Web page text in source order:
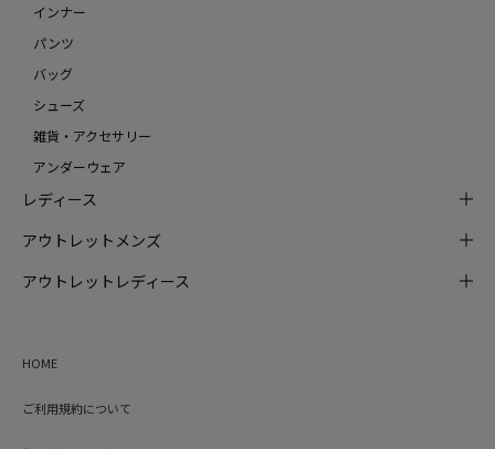
インナー
パンツ
バッグ
シューズ
雑貨・アクセサリー
アンダーウェア
レディース
アウトレットメンズ
アウトレットレディース
HOME
ご利用規約について